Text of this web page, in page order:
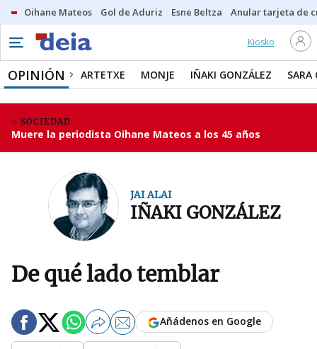
Oihane Mateos Gol de Aduriz Esne Beltza Anular tarjeta de
Kiosko
OPINIÓN ARTETXE MONJE IÑAKI GONZÁLEZ SARA
SOCIEDAD
Muere la periodista Oihane Mateos a los 45 años
JAI ALAI
IÑAKI GONZÁLEZ
De qué lado temblar
Añádenos en Google